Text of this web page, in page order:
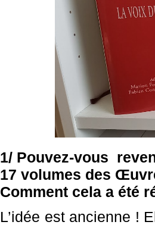
1/ Pouvez-vous
17 volumes des
Comment cela a été
L’idée est ancienne !